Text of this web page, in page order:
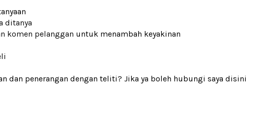
ditanya
komen pelanggan untuk menambah keyakinan
dan penerangan dengan teliti? Jika ya boleh hubungi saya disini